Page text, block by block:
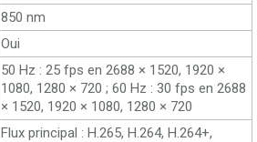
850 nm
Oui
50 Hz : 25 fps en 2688 × 1520, 1920 ×
1080, 1280 × 720 ; 60 Hz : 30 fps en 2688
× 1520, 1920 × 1080, 1280 × 720
Flux principal : H.265, H.264, H.264+,